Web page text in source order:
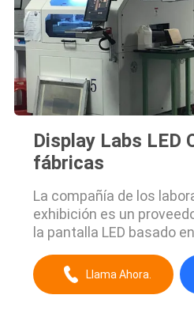
Display Labs LED
fábricas
La compañía de los
exhibición es un
la pantalla LED basado
Llama Ahora.